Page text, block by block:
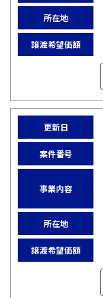
所在地
譲渡希望価額
更新日
案件番号
事業内容
所在地
譲渡希望価額